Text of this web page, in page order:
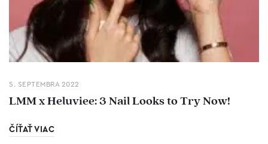
5. SEPTEMBRA 2022
LMM x Heluviee: 3 Nail Looks to Try Now!
ČÍŤAŤ VIAC